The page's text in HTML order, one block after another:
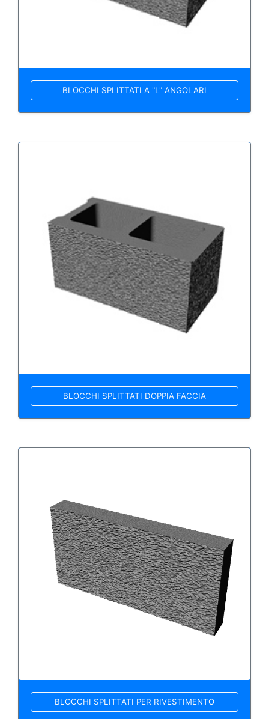
BLOCCHI SPLITTATI A "L" ANGOLARI
BLOCCHI SPLITTATI DOPPIA FACCIA
BLOCCHI SPLITTATI PER RIVESTIMENTO